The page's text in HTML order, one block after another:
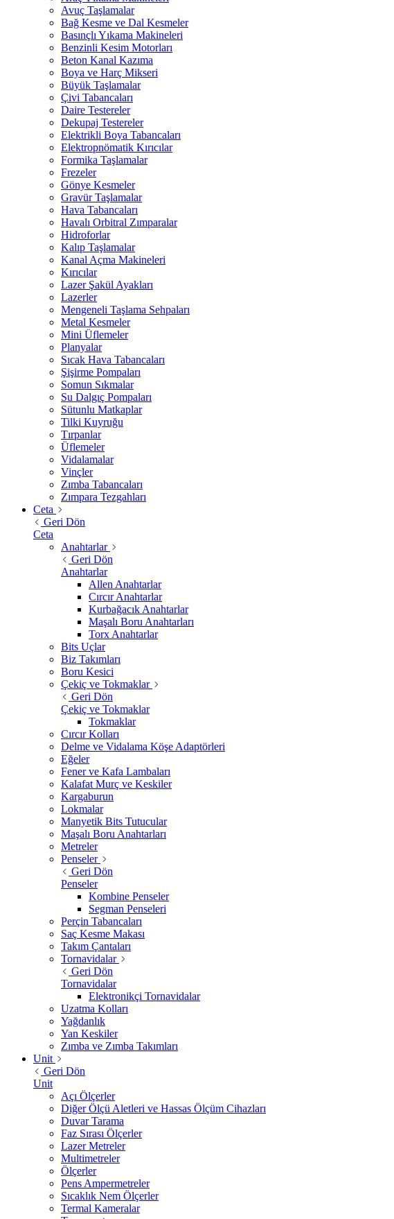
Avuç Taşlamalar
Bağ Kesme ve Dal Kesmeler
Basınçlı Yıkama Makineleri
Benzinli Kesim Motorları
Beton Kanal Kazıma
Boya ve Harç Mikseri
Büyük Taşlamalar
Çivi Tabancaları
Daire Testereler
Dekupaj Testereler
Elektrikli Boya Tabancaları
Elektropnömatik Kırıcılar
Formika Taşlamalar
Frezeler
Gönye Kesmeler
Gravür Taşlamalar
Hava Tabancaları
Havalı Orbitral Zımparalar
Hidroforlar
Kalıp Taşlamalar
Kanal Açma Makineleri
Kırıcılar
Lazer Şakül Ayakları
Lazerler
Mengeneli Taşlama Sehpaları
Metal Kesmeler
Mini Üflemeler
Planyalar
Sıcak Hava Tabancaları
Şişirme Pompaları
Somun Sıkmalar
Su Dalgıç Pompaları
Sütunlu Matkaplar
Tilki Kuyruğu
Tırpanlar
Üflemeler
Vidalamalar
Vinçler
Zımba Tabancaları
Zımpara Tezgahları
Ceta
Geri Dön
Ceta
Anahtarlar
Geri Dön
Anahtarlar
Allen Anahtarlar
Cırcır Anahtarlar
Kurbağacık Anahtarlar
Maşalı Boru Anahtarları
Torx Anahtarlar
Bits Uçlar
Biz Takımları
Boru Kesici
Çekiç ve Tokmaklar
Geri Dön
Çekiç ve Tokmaklar
Tokmaklar
Cırcır Kolları
Delme ve Vidalama Köşe Adaptörleri
Eğeler
Fener ve Kafa Lambaları
Kalafat Murç ve Keskiler
Kargaburun
Lokmalar
Manyetik Bits Tutucular
Maşalı Boru Anahtarları
Metreler
Penseler
Geri Dön
Penseler
Kombine Penseler
Segman Penseleri
Perçin Tabancaları
Saç Kesme Makası
Takım Çantaları
Tornavidalar
Geri Dön
Tornavidalar
Elektronikçi Tornavidalar
Uzatma Kolları
Yağdanlık
Yan Keskiler
Zımba ve Zımba Takımları
Unit
Geri Dön
Unit
Açı Ölçerler
Diğer Ölçü Aletleri ve Hassas Ölçüm Cihazları
Duvar Tarama
Faz Sırası Ölçerler
Lazer Metreler
Multimetreler
Ölçerler
Pens Ampermetreler
Sıcaklık Nem Ölçerler
Termal Kameralar